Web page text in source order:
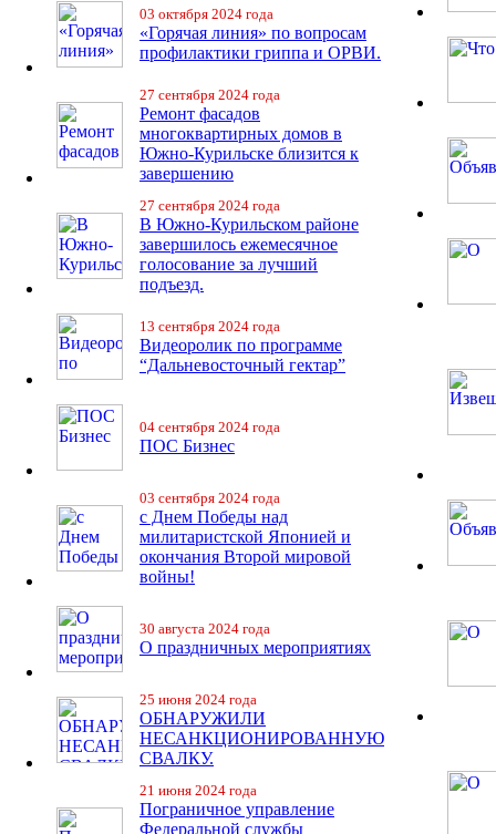
03 октября 2024 года
«Горячая линия» по вопросам
профилактики гриппа и ОРВИ.
27 сентября 2024 года
Ремонт фасадов
многоквартирных домов в
Южно-Курильске близится к
завершению
27 сентября 2024 года
В Южно-Курильском районе
завершилось ежемесячное
голосование за лучший
подъезд.
13 сентября 2024 года
Видеоролик по программе
“Дальневосточный гектар”
04 сентября 2024 года
ПОС Бизнес
03 сентября 2024 года
с Днем Победы над
милитаристской Японией и
окончания Второй мировой
войны!
30 августа 2024 года
О праздничных мероприятиях
25 июня 2024 года
ОБНАРУЖИЛИ
НЕСАНКЦИОНИРОВАННУЮ
СВАЛКУ.
21 июня 2024 года
Пограничное управление
Федеральной службы